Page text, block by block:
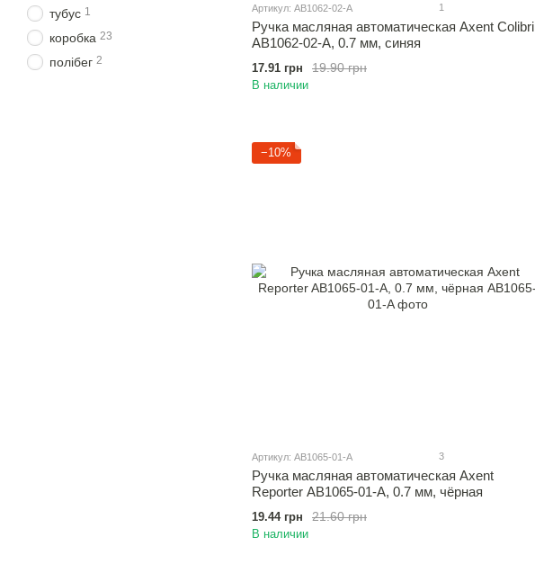
Артикул: AB1062-02-A 1
Ручка масляная автоматическая Axent Сolibri
AB1062-02-A, 0.7 мм, синяя
19.90 грн
17.91 грн
В наличии
−10%
Артикул: AB1065-01-A 3
Ручка масляная автоматическая Axent
Reporter AB1065-01-A, 0.7 мм, чёрная
21.60 грн
19.44 грн
В наличии
тубус 1
коробка 23
полібег 2